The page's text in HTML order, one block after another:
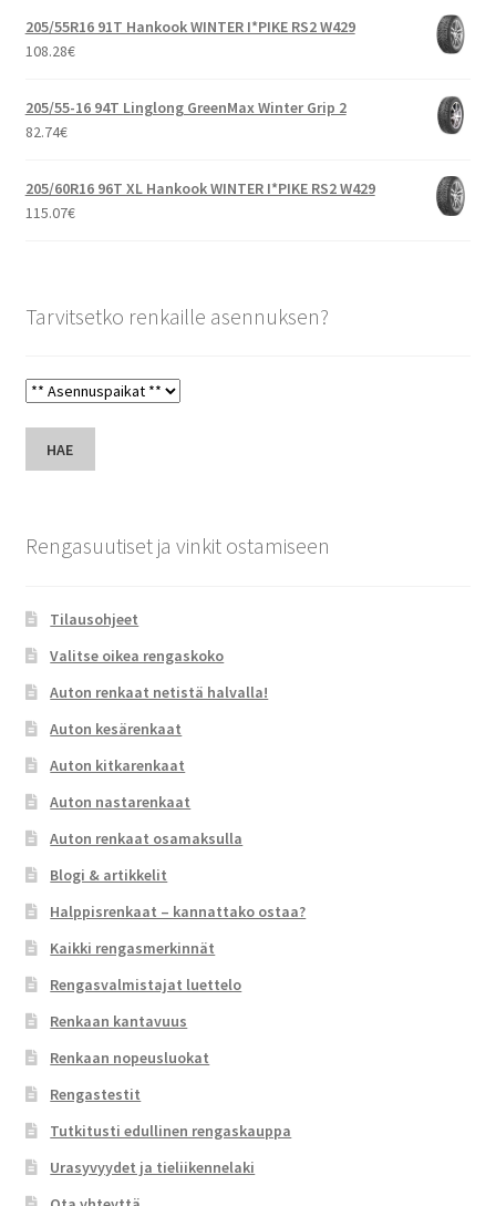
205/55R16 91T Hankook WINTER I*PIKE RS2 W429
108.28€
205/55-16 94T Linglong GreenMax Winter Grip 2
82.74€
205/60R16 96T XL Hankook WINTER I*PIKE RS2 W429
115.07€
Tarvitsetko renkaille asennuksen?
HAE
Rengasuutiset ja vinkit ostamiseen
Tilausohjeet
Valitse oikea rengaskoko
Auton renkaat netistä halvalla!
Auton kesärenkaat
Auton kitkarenkaat
Auton nastarenkaat
Auton renkaat osamaksulla
Blogi & artikkelit
Halppisrenkaat – kannattako ostaa?
Kaikki rengasmerkinnät
Rengasvalmistajat luettelo
Renkaan kantavuus
Renkaan nopeusluokat
Rengastestit
Tutkitusti edullinen rengaskauppa
Urasyvyydet ja tieliikennelaki